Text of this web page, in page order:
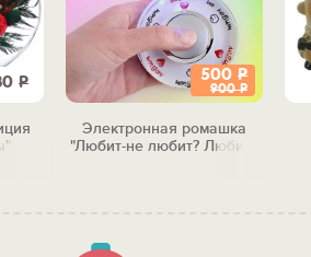
Р 500 Р
900Р
Электронная ромашка
"Любит-не любит? Любит!"